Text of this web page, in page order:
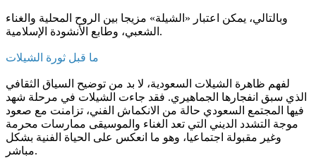
وبالتالي، يمكن اعتبار «الشيلة» مزيجا بين الروح المحلية والغناء
الشعبي، وطابع الأنشودة الإسلامية.
ما قبل ثورة الشيلات
لفهم ظاهرة الشيلات السعودية، لا بد من توضيح السياق الثقافي
الذي سبق انفجارها الجماهيري. فقد جاءت الشيلات في مرحلة شهد
فيها المجتمع السعودي حالة من الانكماش الفني، تزامنت مع صعود
موجة التشدد الديني التي تعد الغناء والموسيقى ممارسات محرمة
وغير مقبولة اجتماعيا، وهو ما انعكس على الحياة الفنية بشكل
مباشر.